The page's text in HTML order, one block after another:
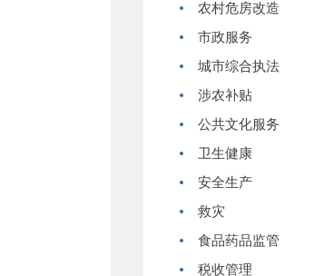
农村危房改造
市政服务
城市综合执法
涉农补贴
公共文化服务
卫生健康
安全生产
救灾
食品药品监管
税收管理